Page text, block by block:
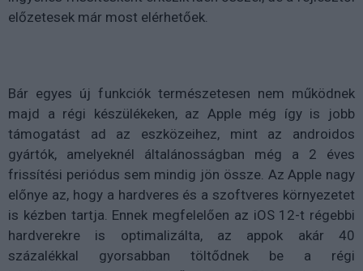
előzetesek már most elérhetőek.
Bár egyes új funkciók természetesen nem működnek
majd a régi készülékeken, az Apple még így is jobb
támogatást ad az eszközeihez, mint az androidos
gyártók, amelyeknél általánosságban még a 2 éves
frissítési periódus sem mindig jön össze. Az Apple nagy
előnye az, hogy a hardveres és a szoftveres környezetet
is kézben tartja. Ennek megfelelően az iOS 12-t régebbi
hardverekre is optimalizálta, az appok akár 40
százalékkal gyorsabban töltődnek be a régi